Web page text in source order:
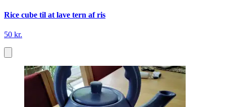
Rice cube til at lave tern af ris
50 kr.